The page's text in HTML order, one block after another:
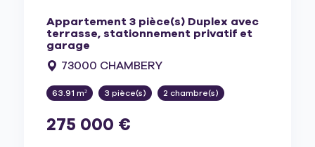
Appartement 3 pièce(s) Duplex avec
terrasse, stationnement privatif et
garage
73000 CHAMBERY
63.91 m² 3 pièce(s) 2 chambre(s)
275 000 €